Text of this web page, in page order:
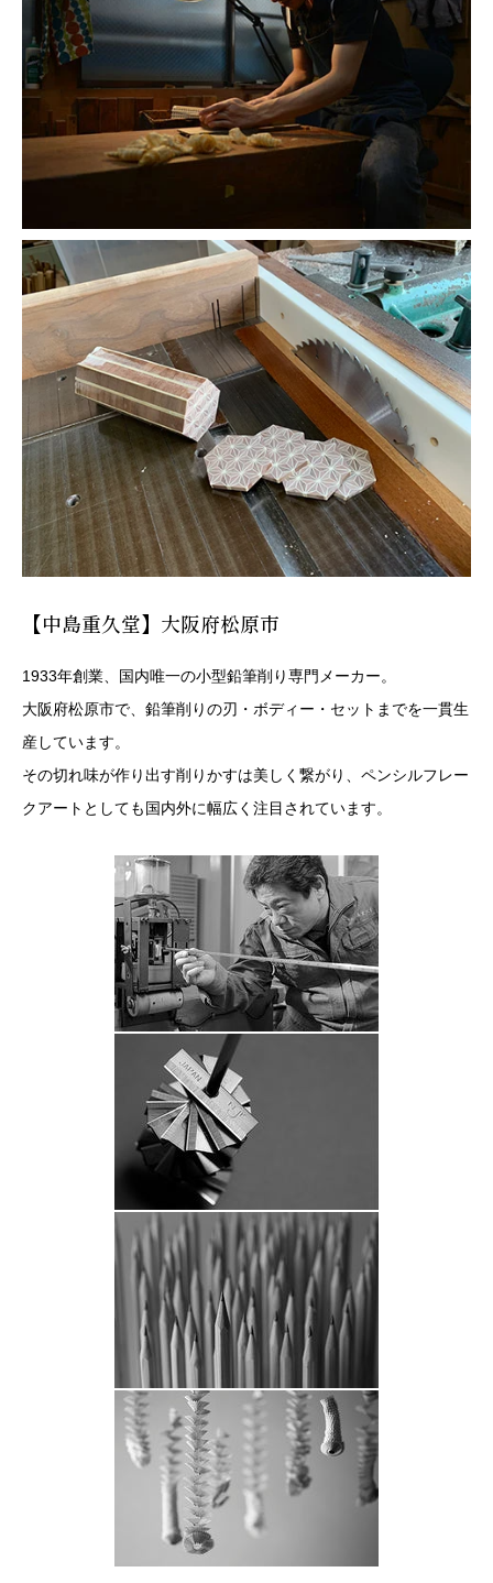
【中島重久堂】大阪府松原市
1933年創業、国内唯一の小型鉛筆削り専門メーカー。
大阪府松原市で、鉛筆削りの刃・ボディー・セットまでを一貫生
産しています。
その切れ味が作り出す削りかすは美しく繋がり、ペンシルフレー
クアートとしても国内外に幅広く注目されています。